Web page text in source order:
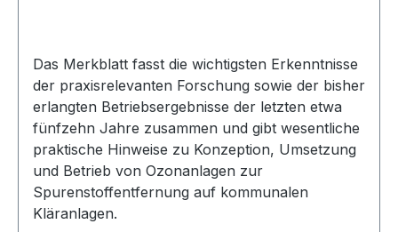
Das Merkblatt fasst die wichtigsten Erkenntnisse
der praxisrelevanten Forschung sowie der bisher
erlangten Betriebsergebnisse der letzten etwa
fünfzehn Jahre zusammen und gibt wesentliche
praktische Hinweise zu Konzeption, Umsetzung
und Betrieb von Ozonanlagen zur
Spurenstoffentfernung auf kommunalen
Kläranlagen.